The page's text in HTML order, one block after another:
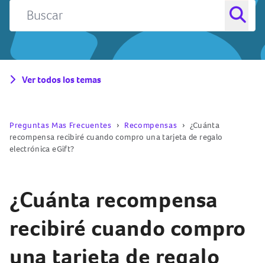
Ver todos los temas
Preguntas Mas Frecuentes Recompensas
¿Cuánta
recompensa recibiré cuando compro una tarjeta de regalo
electrónica eGift?
¿Cuánta recompensa
recibiré cuando compro
una tarjeta de regalo